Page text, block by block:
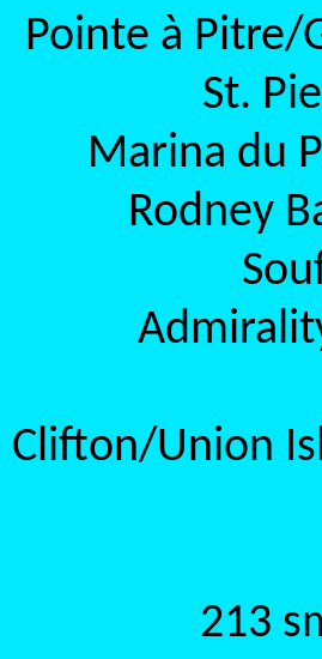
Pointe à Pitre/
St.
Marina du
Rodney
Clifton/Union
213